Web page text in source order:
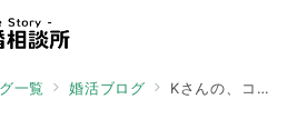
一覧 婚活ブログ Kさんの、コネクトシップ検索システムでのお見合い♪